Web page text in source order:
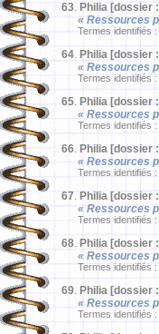
63. Philia [dossier
« Ressources
Termes identifiés :
64. Philia [dossier
« Ressources
Termes identifiés :
65. Philia [dossier
« Ressources
Termes identifiés :
66. Philia [dossier
« Ressources
Termes identifiés :
67. Philia [dossier
« Ressources
Termes identifiés :
68. Philia [dossier
« Ressources
Termes identifiés :
69. Philia [dossier
« Ressources
Termes identifiés :